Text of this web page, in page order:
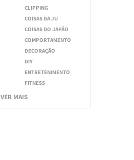
CLIPPING
COISAS DA JU
COISAS DO JAPÃO
COMPORTAMENTO
DECORAÇÃO
DIY
ENTRETENIMENTO
FITNESS
VER MAIS